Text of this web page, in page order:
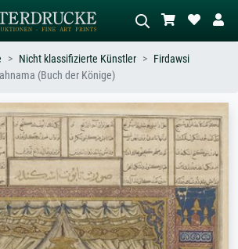
Werktiteln
Welle
Beschreiben Sie die Szene – z.B. Grüne
Wiese, Abstrakt mit viel Rot, Dunkles
Ölgemälde, Stehender Akt neben einem
Baum.
Nicht klassifizierte Künstler
Firdawsi
(Buch der Könige)